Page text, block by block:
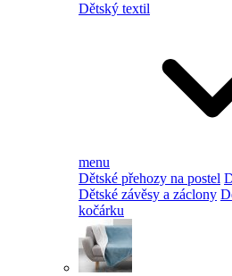
Dětský textil
menu
Dětské přehozy na postel
Dětské závěsy a záclony
kočárku